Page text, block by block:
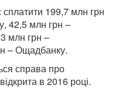
199,7 млн ​​грн
42,5 млн грн –
млн грн –
– Ощадбанку.
справа про
в 2016 році.